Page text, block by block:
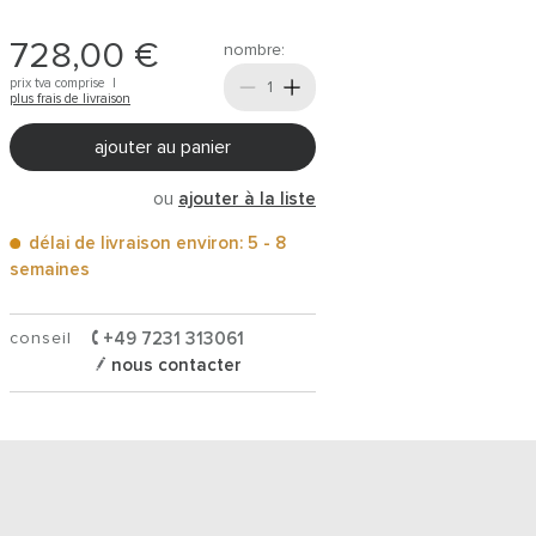
728,00 €
prix tva comprise |
plus frais de livraison
nombre:
ajouter au panier
ou ajouter à la liste
délai de livraison environ: 5 - 8
semaines
conseil
+49 7231 313061
nous contacter